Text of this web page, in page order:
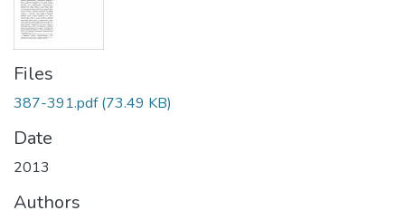
Files
387-391.pdf(73.49 KB)
Date
2013
Authors